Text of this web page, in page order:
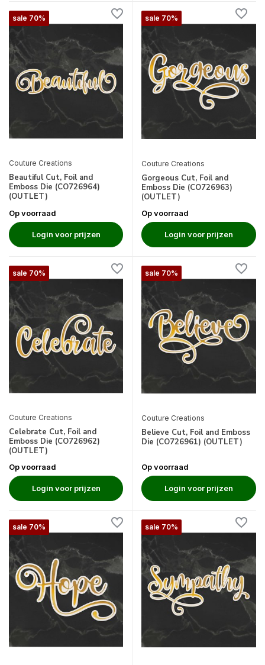
sale 70%
Couture Creations
Beautiful Cut, Foil and
Emboss Die (CO726964)
(OUTLET)
Op voorraad
Login voor prijzen
sale 70%
Couture Creations
Gorgeous Cut, Foil and
Emboss Die (CO726963)
(OUTLET)
Op voorraad
Login voor prijzen
sale 70%
Couture Creations
Celebrate Cut, Foil and
Emboss Die (CO726962)
(OUTLET)
Op voorraad
Login voor prijzen
sale 70%
Couture Creations
Believe Cut, Foil and Emboss
Die (CO726961) (OUTLET)
Op voorraad
Login voor prijzen
sale 70% sale 70%